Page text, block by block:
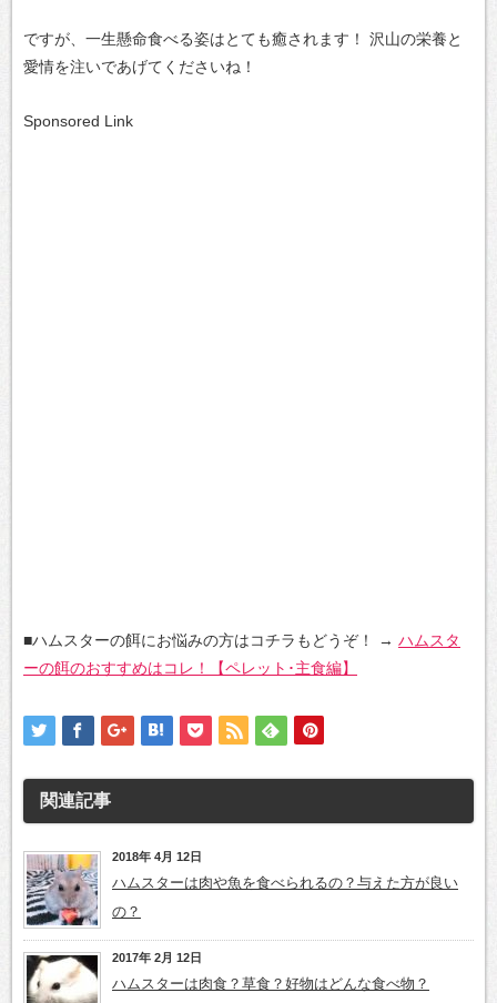
ですが、一生懸命食べる姿はとても癒されます！
沢山の栄養と
愛情を注いであげてくださいね！
Sponsored Link
■ハムスターの餌にお悩みの方はコチラもどうぞ！ → ハムスタ
ーの餌のおすすめはコレ！【ペレット･主食編】
関連記事
2018年 4月 12日
ハムスターは肉や魚を食べられるの？与えた方が良い
の？
2017年 2月 12日
ハムスターは肉食？草食？好物はどんな食べ物？